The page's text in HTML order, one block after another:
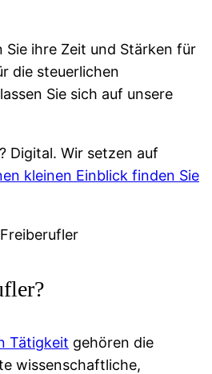
ihre Zeit und Stärken für
die steuerlichen
Sie sich auf unsere
Digital. Wir setzen auf
kleinen Einblick finden Sie
Tätigkeit gehören die
wissenschaftliche,